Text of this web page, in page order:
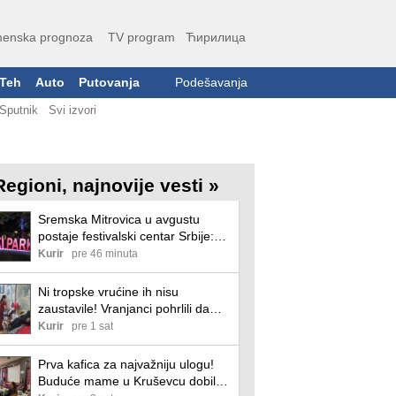
prognoza TV program Ћирилица
Teh Auto Putovanja Podešavanja
Sputnik Svi izvori
najnovije vesti »
Sremska Mitrovica u avgustu
postaje festivalski centar Srbije:
četiri velike manifestacije očekuju
desetine hiljada posetilaca
Kurir pre 46 minuta
Ni tropske vrućine ih nisu
zaustavile! Vranjanci pohrlili da
daju krv, među davaocima žene i
muškarci svih generacija
Kurir pre 1 sat
Prva kafica za najvažniju ulogu!
Buduće mame u Kruševcu dobile